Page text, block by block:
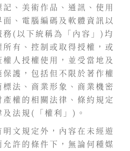
、美術作品、通訊、使用
、電腦編碼及軟體資訊以
務(以下統稱為「內容」)均
有、控制或取得授權，或
人授權使用，並受當地及
護，包括但不限於著作權
法、商業形象、商業機密
權的相關法律、條約規定
法規(「權利」)。
文規定外，內容在未經遊
許的條件下，無論何種媒